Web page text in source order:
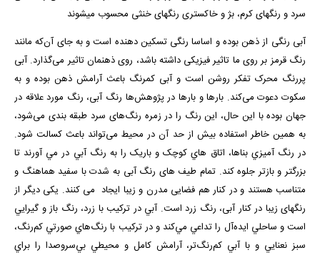
سرد و رنگ­های کرم، بژ و خاکستری رنگهای خنثی محسوب می­شوند
آبی رنگی از ذهن بوده و اساسا رنگی تسکین دهنده است و به جای آن‌که مانند
رنگ قرمز بر روی ما تاثیر فیزیکی داشته باشد، روی ذهنمان تاثیر می‌گذارد. آبی
پررنگ محرک تفکر روشن است و آبی کمرنگ باعث آرامش ذهن بوده و به
سکوت دعوت می‌کند. بارها و بارها در پژوهش‌ها رنگ آبی، رنگ مورد علاقه در
جهان بوده با این حال، این رنگ را در زمره رنگ‌های سرد طبقه بندی می‌شود،
به همین خاطر استفاده بیش از حد آن در محیط می‌تواند باعث کسالت شود.
در رنگ آميزي بناها، اتاق هاي کوچک و باريک را به رنگ آبي در مي آورند تا
بزرگتر و بازتر جلوه کند. تمام طیف های رنگ آبی به شدت با سفید هماهنگ و
متناسب هستند و در کنار هم فضایی مدرن و زیبا ایجاد می کنند. یکی دیگر از
رنگهای زیبا در کنار آبی، رنگ زرد است. آبي در تركيب با زرد، رنگ باز و گيرايي
است و ساحلي ايده‌آل را تداعي مي‌كند و در تركيب با رنگ‌هاي صورتي كم‌رنگ،
سبز نعنايي و با آبي كم‌رنگ‌تر، آرامش ‌كامل و محيطي بي‌سروصدا را براي